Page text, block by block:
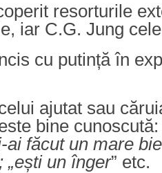
resorturile
iar C.G. Jung
cu putință în
ajutat sau
bine cunoscută:
ai făcut un mare
„ești un înger” etc.